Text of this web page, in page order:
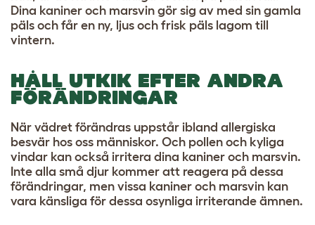
Dina kaniner och marsvin gör sig av med sin gamla
päls och får en ny, ljus och frisk päls lagom till
vintern.
HÅLL UTKIK EFTER ANDRA
FÖRÄNDRINGAR
När vädret förändras uppstår ibland allergiska
besvär hos oss människor. Och pollen och kyliga
vindar kan också irritera dina kaniner och marsvin.
Inte alla små djur kommer att reagera på dessa
förändringar, men vissa kaniner och marsvin kan
vara känsliga för dessa osynliga irriterande ämnen.